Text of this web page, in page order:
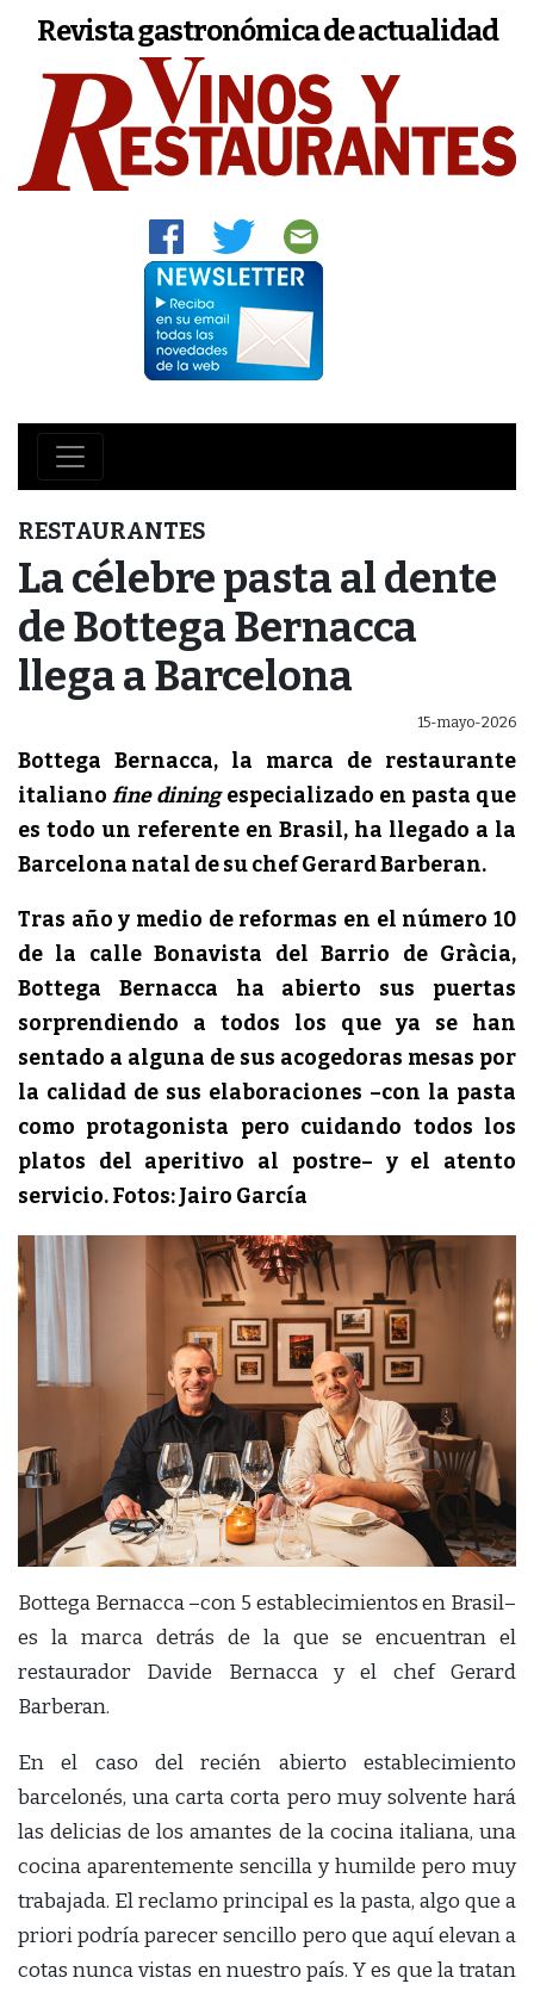
Revista gastronómica de actualidad
RESTAURANTES
La célebre pasta al dente
de Bottega Bernacca
llega a Barcelona
15-mayo-2026
Bottega Bernacca, la marca de restaurante
italianofine diningespecializado en pasta que
es todo un referente en Brasil, ha llegado a la
Barcelona natal de su chef Gerard Barberan.
Tras año y medio de reformas en el número 10
de la calle Bonavista del Barrio de Gràcia,
Bottega Bernacca ha abierto sus puertas
sorprendiendo a todos los que ya se han
sentado a alguna de sus acogedoras mesas por
la calidad de sus elaboraciones –con la pasta
como protagonista pero cuidando todos los
platos del aperitivo al postre– y el atento
servicio.Fotos: Jairo García
Bottega Bernacca –con 5 establecimientos en Brasil–
es la marca detrás de la que se encuentran el
restaurador Davide Bernacca y el chef Gerard
Barberan.
En el caso del recién abierto establecimiento
barcelonés, una carta corta pero muy solvente hará
las delicias de los amantes de la cocina italiana, una
cocina aparentemente sencilla y humilde pero muy
trabajada. El reclamo principal es la pasta, algo que a
priori podría parecer sencillo pero que aquí elevan a
cotas nunca vistas en nuestro país. Y es que la tratan